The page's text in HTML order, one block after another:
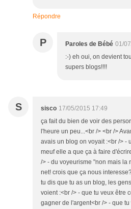
Répondre
P Paroles de Bébé 01/
:-) eh oui, on devient
supers blogs!!!!
S sisco 17/05/2015 17:49
ça fait du bien de voir des
l'heure un peu...<br /> <br />
avais un blog on voyait :<br /> -
meuf elle a que ça à faire
/> - du voyeurisme "non mais la
net! crois que ça nous
tu dis que tu as un blog, les
voient :<br /> - que tu veux être
gagner de l'argent<br /> - que